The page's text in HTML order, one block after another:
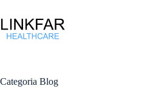
contenuto
Categoria Blog